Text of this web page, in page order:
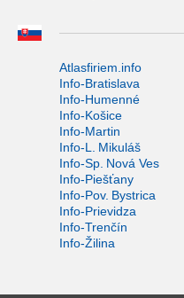
Atlasfiriem.info
Info-Bratislava
Info-Humenné
Info-Košice
Info-Martin
Info-L. Mikuláš
Info-Sp. Nová Ves
Info-Piešťany
Info-Pov. Bystrica
Info-Prievidza
Info-Trenčín
Info-Žilina